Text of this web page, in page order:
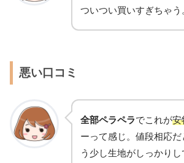
ついつい買いすぎちゃう
悪い口コミ
全部ペラペラでこれが安
ーって感じ。値段相応
う少し生地がしっかりし